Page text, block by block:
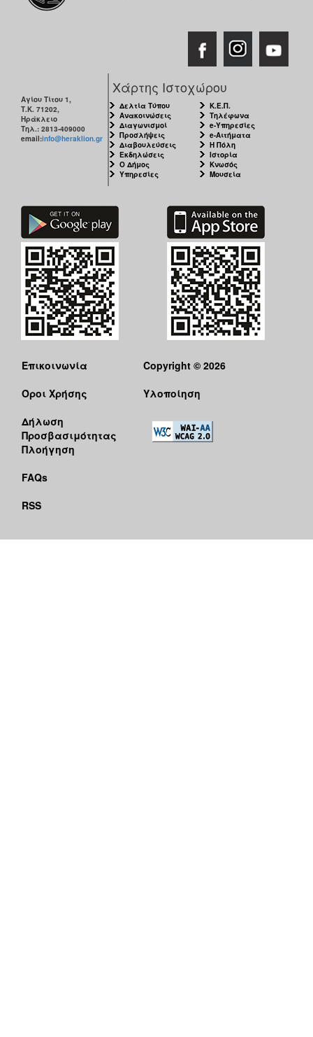
Αγίου Τίτου 1,
Τ.Κ. 71202,
Ηράκλειο
Τηλ.: 2813-409000
email:info@heraklion.gr
Χάρτης Ιστοχώρου
Δελτία Τύπου
Ανακοινώσεις
Διαγωνισμοί
Προσλήψεις
Διαβουλεύσεις
Εκδηλώσεις
Ο Δήμος
Υπηρεσίες
Κ.Ε.Π.
Τηλέφωνα
e-Υπηρεσίες
e-Αιτήματα
Η Πόλη
Ιστορία
Κνωσός
Μουσεία
Επικοινωνία
Όροι Χρήσης
Δήλωση
Προσβασιμότητας
Πλοήγηση
FAQs
RSS
Copyright © 2026
Υλοποίηση